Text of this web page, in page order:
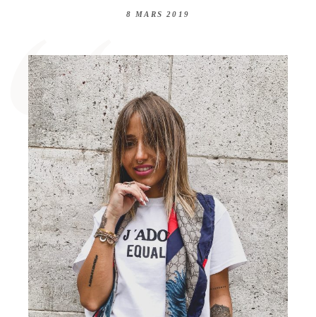
8 MARS 2019